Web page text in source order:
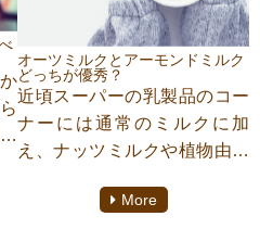
オーツミルクとアーモンドミルク
どっちが優秀？
近頃スーパーの乳製品のコー
ナーには通常のミルクに加
え、ナッツミルクや植物由来
ってきています。今回はその
More